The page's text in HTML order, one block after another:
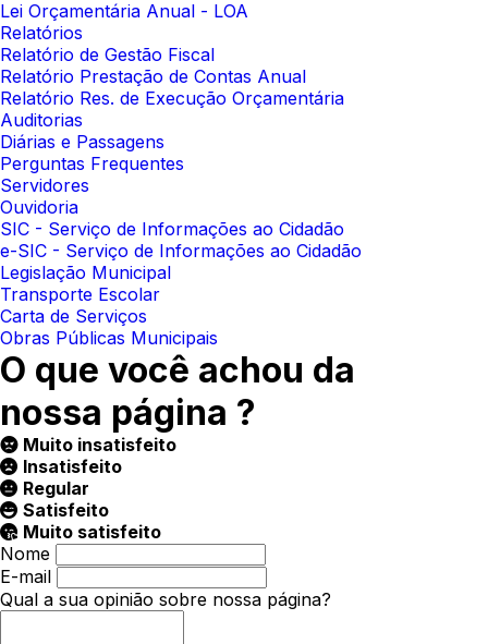
Lei Orçamentária Anual - LOA
Relatórios
Relatório de Gestão Fiscal
Relatório Prestação de Contas Anual
Relatório Res. de Execução Orçamentária
Auditorias
Diárias e Passagens
Perguntas Frequentes
Servidores
Ouvidoria
SIC - Serviço de Informações ao Cidadão
e-SIC - Serviço de Informações ao Cidadão
Legislação Municipal
Transporte Escolar
Carta de Serviços
Obras Públicas Municipais
O que você achou da
nossa página ?
Muito insatisfeito
Insatisfeito
Regular
Satisfeito
Muito satisfeito
Nome
E-mail
Qual a sua opinião sobre nossa página?